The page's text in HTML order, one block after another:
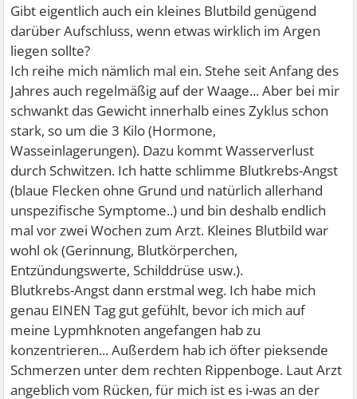
Gibt eigentlich auch ein kleines Blutbild genügend
darüber Aufschluss, wenn etwas wirklich im Argen
liegen sollte?
Ich reihe mich nämlich mal ein. Stehe seit Anfang des
Jahres auch regelmäßig auf der Waage... Aber bei mir
schwankt das Gewicht innerhalb eines Zyklus schon
stark, so um die 3 Kilo (Hormone,
Wasseinlagerungen). Dazu kommt Wasserverlust
durch Schwitzen. Ich hatte schlimme Blutkrebs-Angst
(blaue Flecken ohne Grund und natürlich allerhand
unspezifische Symptome..) und bin deshalb endlich
mal vor zwei Wochen zum Arzt. Kleines Blutbild war
wohl ok (Gerinnung, Blutkörperchen,
Entzündungswerte, Schilddrüse usw.).
Blutkrebs-Angst dann erstmal weg. Ich habe mich
genau EINEN Tag gut gefühlt, bevor ich mich auf
meine Lypmhknoten angefangen hab zu
konzentrieren... Außerdem hab ich öfter pieksende
Schmerzen unter dem rechten Rippenboge. Laut Arzt
angeblich vom Rücken, für mich ist es i-was an der